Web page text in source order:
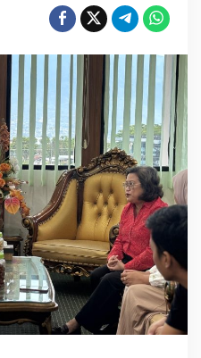
a
n
W
a
l
i
K
o
t
a
P
a
l
u